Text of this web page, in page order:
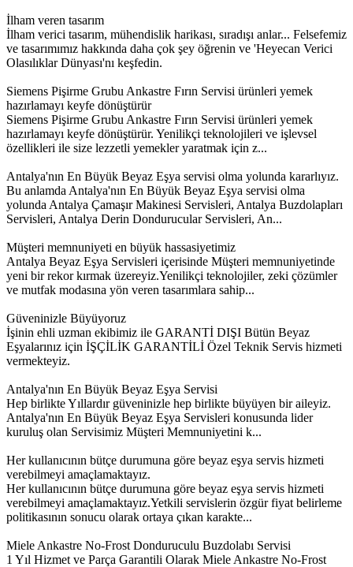
İlham veren tasarım
İlham verici tasarım, mühendislik harikası, sıradışı anlar... Felsefemiz
ve tasarımımız hakkında daha çok şey öğrenin ve 'Heyecan Verici
Olasılıklar Dünyası'nı keşfedin.
Siemens Pişirme Grubu Ankastre Fırın Servisi ürünleri yemek
hazırlamayı keyfe dönüştürür
Siemens Pişirme Grubu Ankastre Fırın Servisi ürünleri yemek
hazırlamayı keyfe dönüştürür. Yenilikçi teknolojileri ve işlevsel
özellikleri ile size lezzetli yemekler yaratmak için z...
Antalya'nın En Büyük Beyaz Eşya servisi olma yolunda kararlıyız.
Bu anlamda Antalya'nın En Büyük Beyaz Eşya servisi olma
yolunda Antalya Çamaşır Makinesi Servisleri, Antalya Buzdolapları
Servisleri, Antalya Derin Dondurucular Servisleri, An...
Müşteri memnuniyeti en büyük hassasiyetimiz
Antalya Beyaz Eşya Servisleri içerisinde Müşteri memnuniyetinde
yeni bir rekor kırmak üzereyiz.Yenilikçi teknolojiler, zeki çözümler
ve mutfak modasına yön veren tasarımlara sahip...
Güveninizle Büyüyoruz
İşinin ehli uzman ekibimiz ile GARANTİ DIŞI Bütün Beyaz
Eşyalarınız için İŞÇİLİK GARANTİLİ Özel Teknik Servis hizmeti
vermekteyiz.
Antalya'nın En Büyük Beyaz Eşya Servisi
Hep birlikte Yıllardır güveninizle hep birlikte büyüyen bir aileyiz.
Antalya'nın En Büyük Beyaz Eşya Servisleri konusunda lider
kuruluş olan Servisimiz Müşteri Memnuniyetini k...
Her kullanıcının bütçe durumuna göre beyaz eşya servis hizmeti
verebilmeyi amaçlamaktayız.
Her kullanıcının bütçe durumuna göre beyaz eşya servis hizmeti
verebilmeyi amaçlamaktayız.Yetkili servislerin özgür fiyat belirleme
politikasının sonucu olarak ortaya çıkan karakte...
Miele Ankastre No-Frost Donduruculu Buzdolabı Servisi
1 Yıl Hizmet ve Parça Garantili Olarak Miele Ankastre No-Frost